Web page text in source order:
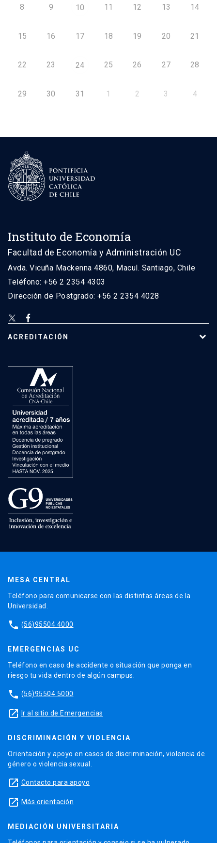
8 9 10 11 12 13 14
15 16 17 18 19 20 21
22 23 24 25 26 27 28
29 30 31 1 2 3 4
Instituto de Economía
Facultad de Economía y Administración UC
Avda. Vicuña Mackenna 4860, Macul. Santiago, Chile
Teléfono: +56 2 2354 4303
Dirección de Postgrado: +56 2 2354 4028
ACREDITACIÓN
MESA CENTRAL
Teléfono para comunicarse con las distintas áreas de la
Universidad.
phone (56)95504 4000
EMERGENCIAS UC
Teléfono en caso de accidente o situación que ponga en
riesgo tu vida dentro de algún campus.
phone (56)95504 5000
launch Ir al sitio de Emergencias
DISCRIMINACIÓN Y VIOLENCIA
Orientación y apoyo en casos de discriminación, violencia de
género o violencia sexual.
launch Contacto para apoyo
launch Más orientación
MEDIACIÓN UNIVERSITARIA